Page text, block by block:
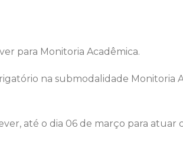
para Monitoria Acadêmica.
na submodalidade Monitoria
até o dia 06 de março para atuar